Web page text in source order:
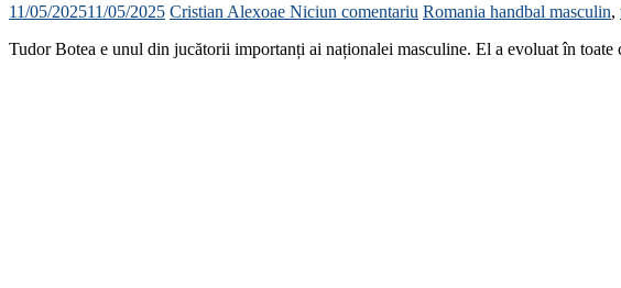
11/05/202511/05/2025 Cristian Alexoae Niciun comentariu Romania handbal masculin,
Tudor Botea e unul din jucătorii importanți ai naționalei masculine. El a evoluat în